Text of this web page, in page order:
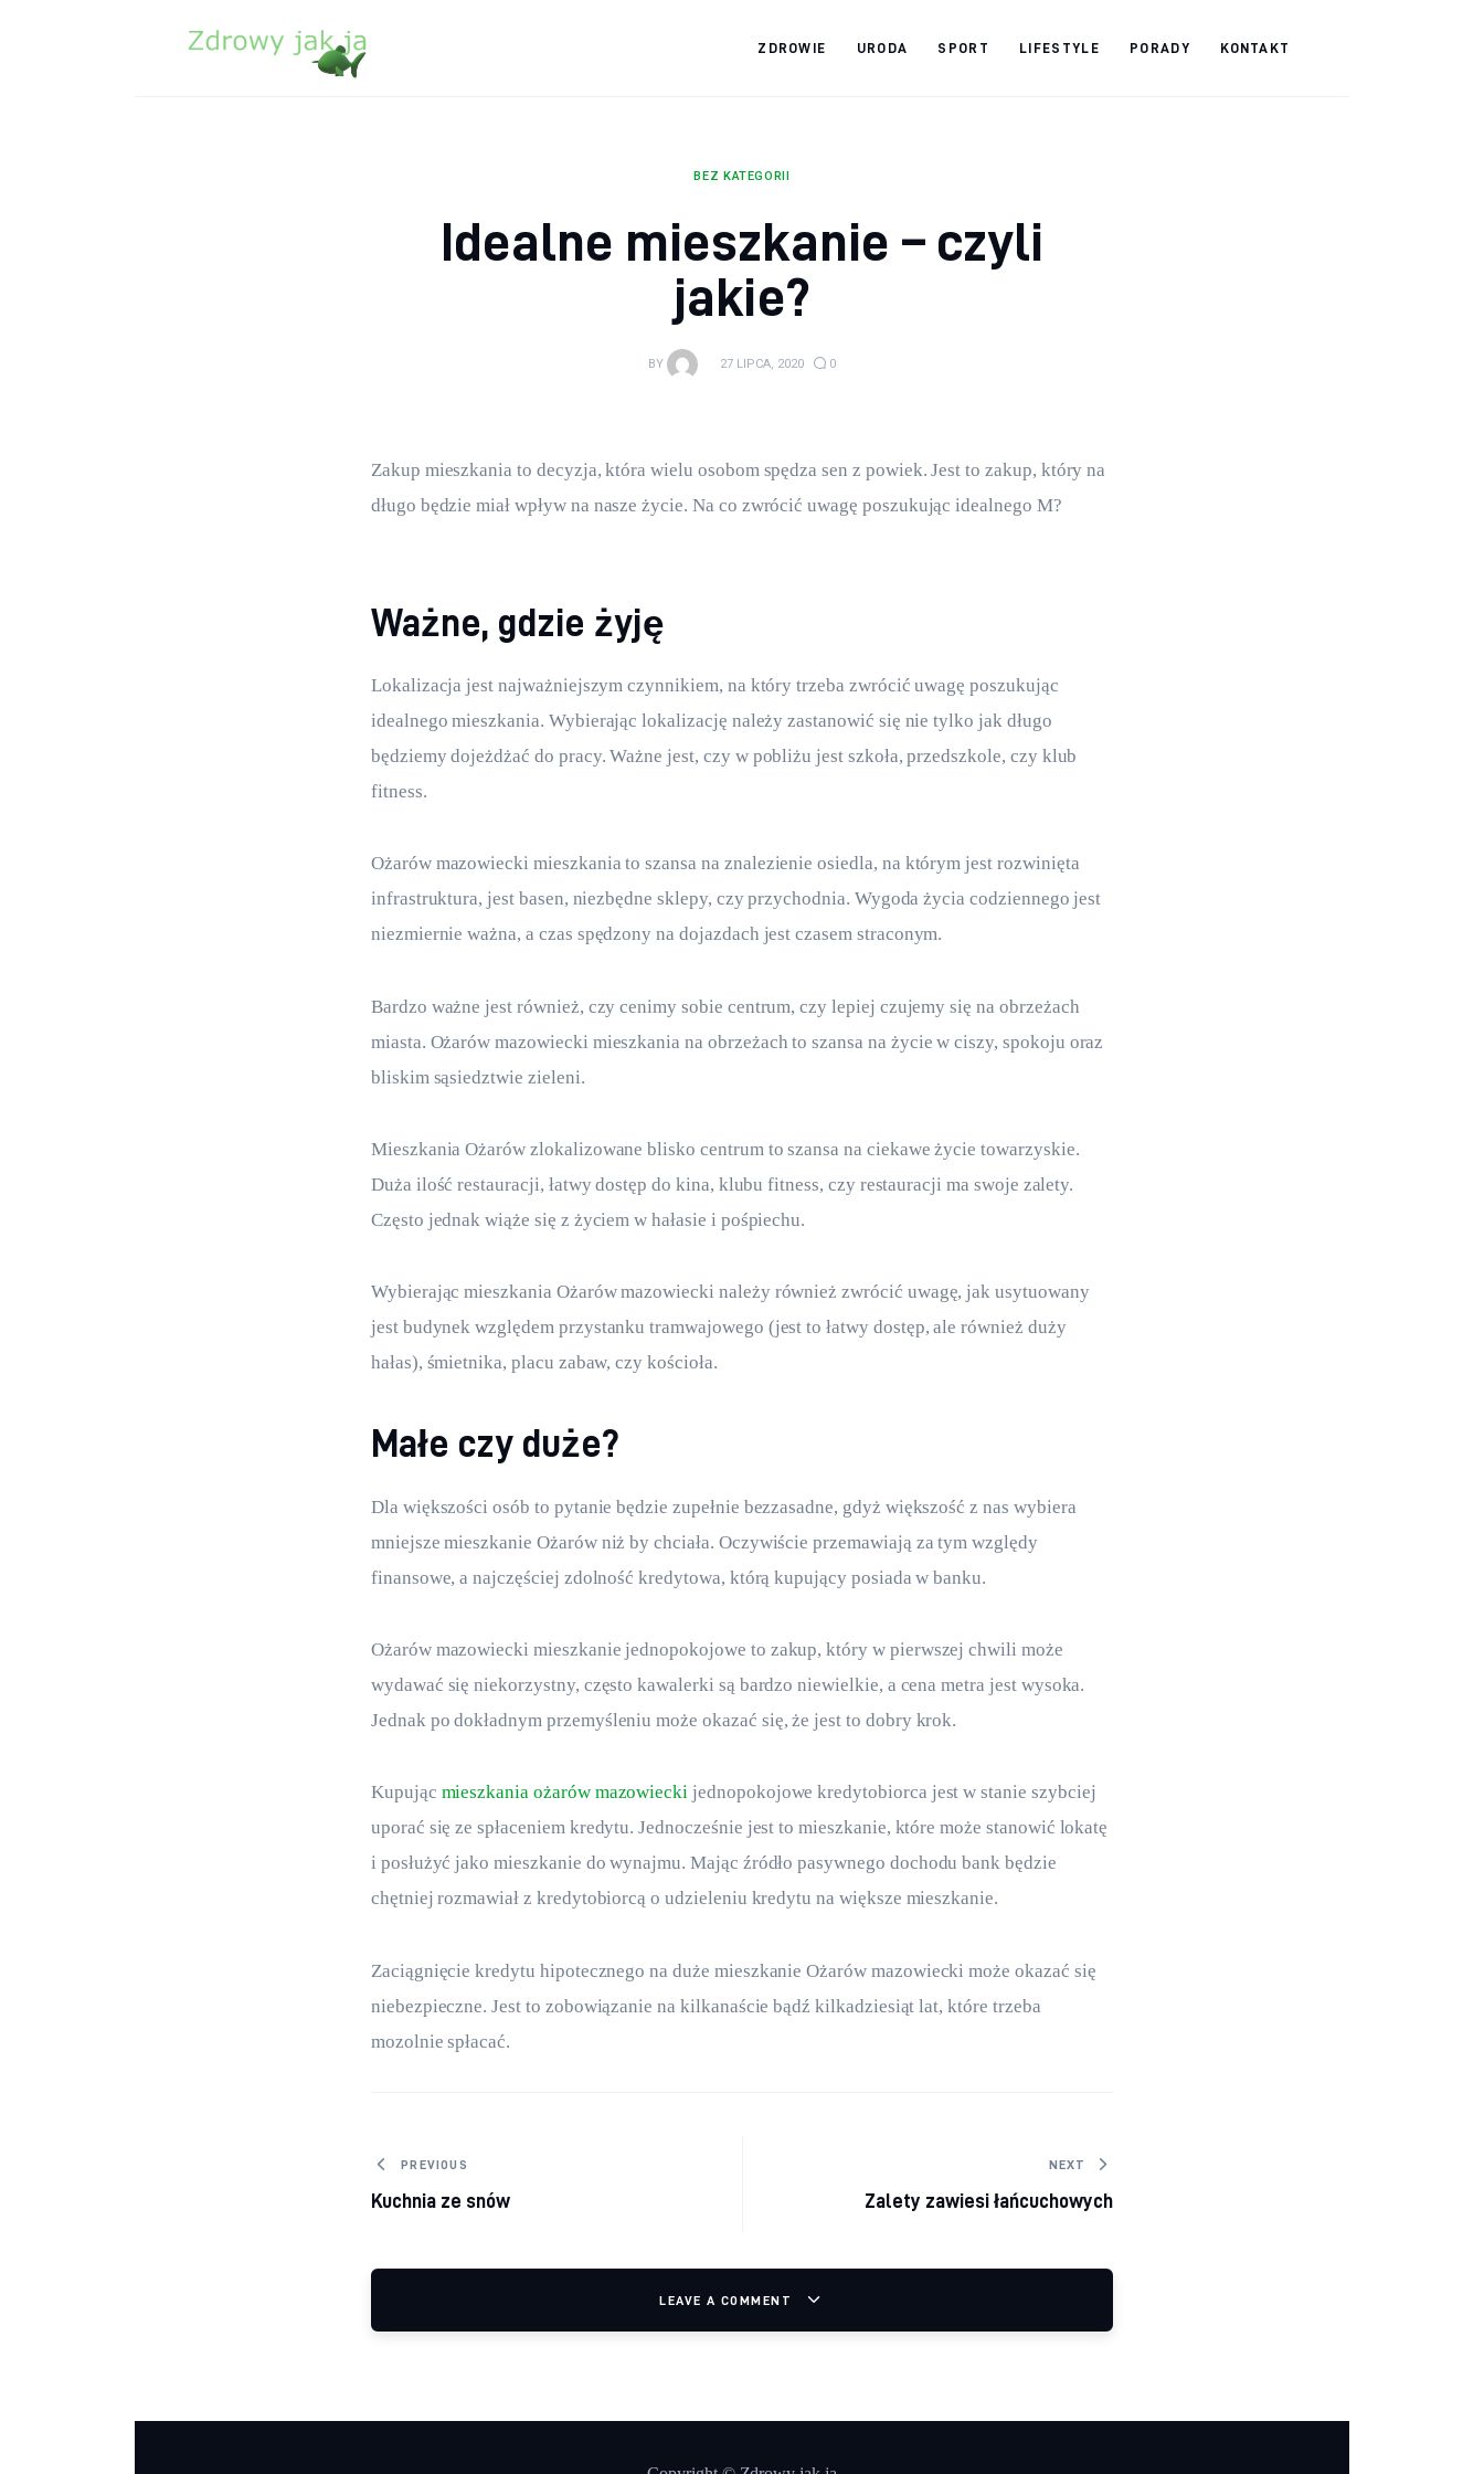
ZDROWIE URODA SPORT LIFESTYLE PORADY KONTAKT
BEZ KATEGORII
Idealne mieszkanie – czyli
jakie?
BY 27 LIPCA, 2020 0
Zakup mieszkania to decyzja, która wielu osobom spędza sen z powiek. Jest to zakup, który na
długo będzie miał wpływ na nasze życie. Na co zwrócić uwagę poszukując idealnego M?
Ważne, gdzie żyję
Lokalizacja jest najważniejszym czynnikiem, na który trzeba zwrócić uwagę poszukując
idealnego mieszkania. Wybierając lokalizację należy zastanowić się nie tylko jak długo
będziemy dojeżdżać do pracy. Ważne jest, czy w pobliżu jest szkoła, przedszkole, czy klub
fitness.
Ożarów mazowiecki mieszkania to szansa na znalezienie osiedla, na którym jest rozwinięta
infrastruktura, jest basen, niezbędne sklepy, czy przychodnia. Wygoda życia codziennego jest
niezmiernie ważna, a czas spędzony na dojazdach jest czasem straconym.
Bardzo ważne jest również, czy cenimy sobie centrum, czy lepiej czujemy się na obrzeżach
miasta. Ożarów mazowiecki mieszkania na obrzeżach to szansa na życie w ciszy, spokoju oraz
bliskim sąsiedztwie zieleni.
Mieszkania Ożarów zlokalizowane blisko centrum to szansa na ciekawe życie towarzyskie.
Duża ilość restauracji, łatwy dostęp do kina, klubu fitness, czy restauracji ma swoje zalety.
Często jednak wiąże się z życiem w hałasie i pośpiechu.
Wybierając mieszkania Ożarów mazowiecki należy również zwrócić uwagę, jak usytuowany
jest budynek względem przystanku tramwajowego (jest to łatwy dostęp, ale również duży
hałas), śmietnika, placu zabaw, czy kościoła.
Małe czy duże?
Dla większości osób to pytanie będzie zupełnie bezzasadne, gdyż większość z nas wybiera
mniejsze mieszkanie Ożarów niż by chciała. Oczywiście przemawiają za tym względy
finansowe, a najczęściej zdolność kredytowa, którą kupujący posiada w banku.
Ożarów mazowiecki mieszkanie jednopokojowe to zakup, który w pierwszej chwili może
wydawać się niekorzystny, często kawalerki są bardzo niewielkie, a cena metra jest wysoka.
Jednak po dokładnym przemyśleniu może okazać się, że jest to dobry krok.
Kupując mieszkania ożarów mazowiecki jednopokojowe kredytobiorca jest w stanie szybciej
uporać się ze spłaceniem kredytu. Jednocześnie jest to mieszkanie, które może stanowić lokatę
i posłużyć jako mieszkanie do wynajmu. Mając źródło pasywnego dochodu bank będzie
chętniej rozmawiał z kredytobiorcą o udzieleniu kredytu na większe mieszkanie.
Zaciągnięcie kredytu hipotecznego na duże mieszkanie Ożarów mazowiecki może okazać się
niebezpieczne. Jest to zobowiązanie na kilkanaście bądź kilkadziesiąt lat, które trzeba
mozolnie spłacać.
Nawigacja wpisu
PREVIOUS
Kuchnia ze snów
NEXT
Zalety zawiesi łańcuchowych
LEAVE A COMMENT